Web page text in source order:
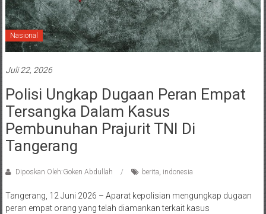
Nasional
Juli 22, 2026
Polisi Ungkap Dugaan Peran Empat
Tersangka Dalam Kasus
Pembunuhan Prajurit TNI Di
Tangerang
Diposkan Oleh:Goken Abdullah berita, indonesia
Tangerang, 12 Juni 2026 – Aparat kepolisian mengungkap dugaan
peran empat orang yang telah diamankan terkait kasus